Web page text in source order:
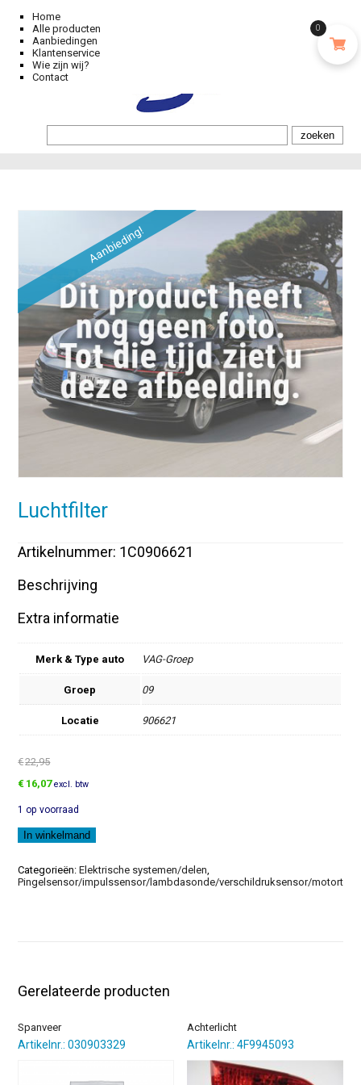
Home
Alle producten
Aanbiedingen
Klantenservice
Wie zijn wij?
Contact
Aanbieding!
Luchtfilter
Artikelnummer: 1C0906621
Beschrijving
Extra informatie
Merk & Type auto VAG-Groep
Groep 09
Locatie 906621
€22,95
Oorspronkelijke
was:
€22,95.
€ 16,07Huidige
is:
€16,07.
excl. btw
1 op voorraad
Luchtfilter
aantal
In winkelmand
Categorieën:Elektrische systemen/delen,
Pingelsensor/impulssensor/lambdasonde/verschildruksensor/
Gerelateerde producten
Spanveer
Artikelnr.: 030903329
Achterlicht
Artikelnr.: 4F9945093
0